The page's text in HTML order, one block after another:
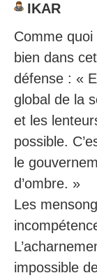
IKAR
Comme
bien dans
défense : «
global de la
et les
possible.
le
d’ombre. »
Les
impossible